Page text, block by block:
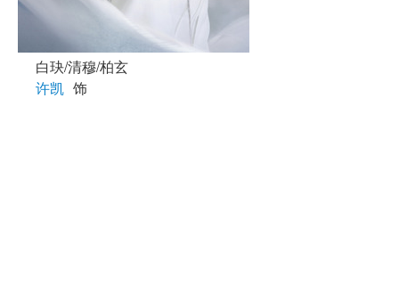
白玦/清穆/柏玄
许凯 饰